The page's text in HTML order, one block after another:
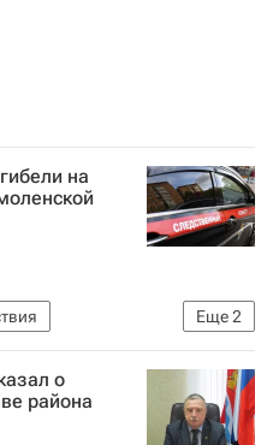
на
Еще2
(СК РФ)
о
района